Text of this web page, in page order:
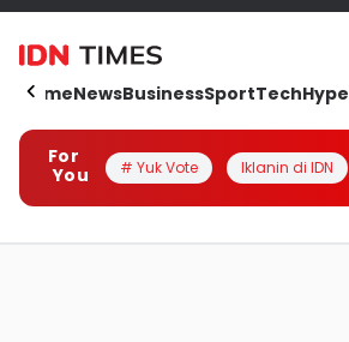
HomeNewsBusinessSportTechHype
For
You
# Yuk Vote Iklanin di IDN